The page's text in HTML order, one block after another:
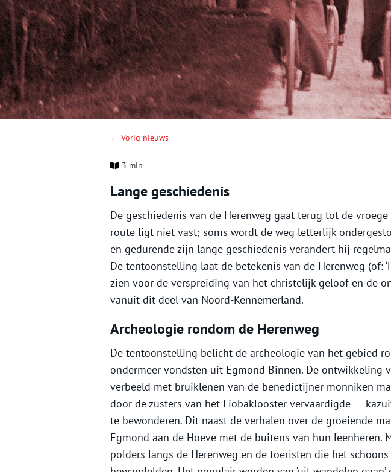
← Vorig nieuws
3 min
Lange geschiedenis
De geschiedenis van de Herenweg gaat terug tot de
route ligt niet vast; soms wordt de weg letterlijk
en gedurende zijn lange geschiedenis verandert hij
De tentoonstelling laat de betekenis van de Herenweg (of:
zien voor de verspreiding van het christelijk geloof en de
vanuit dit deel van Noord-Kennemerland.
Archeologie rondom de Herenweg
De tentoonstelling belicht de archeologie van het gebied
ondermeer vondsten uit Egmond Binnen. De ontwikkeling
verbeeld met bruiklenen van de benedictijner monniken
door de zusters van het Liobaklooster vervaardigde –
te bewonderen. Dit naast de verhalen over de groeiende
Egmond aan de Hoeve met de buitens van hun leenheren.
polders langs de Herenweg en de toeristen die het